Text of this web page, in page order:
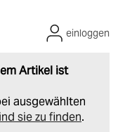
Artikel ist
ausgewählten
sie zu finden.
einloggen